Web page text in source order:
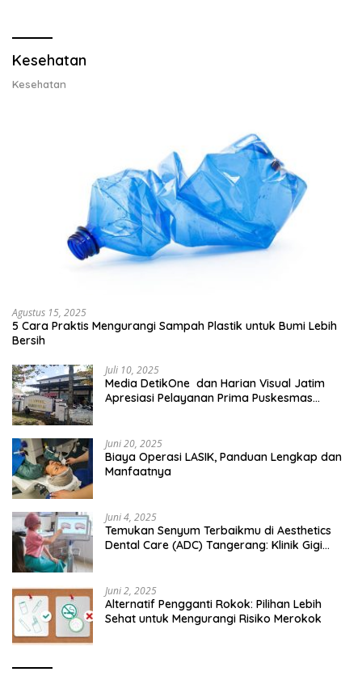
Kesehatan
Kesehatan
Agustus 15, 2025
5 Cara Praktis Mengurangi Sampah Plastik untuk Bumi Lebih
Bersih
Juli 10, 2025
Media DetikOne dan Harian Visual Jatim
Apresiasi Pelayanan Prima Puskesmas
Juni 20, 2025
Biaya Operasi LASIK, Panduan Lengkap dan
Manfaatnya
Juni 4, 2025
Temukan Senyum Terbaikmu di Aesthetics
Dental Care (ADC) Tangerang: Klinik Gigi
Juni 2, 2025
Alternatif Pengganti Rokok: Pilihan Lebih
Sehat untuk Mengurangi Risiko Merokok